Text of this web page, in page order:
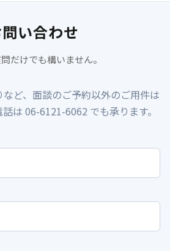
い合わせ
だけでも構いません。
ど、面談のご予約以外のご用件は
は 06-6121-6062 でも承ります。